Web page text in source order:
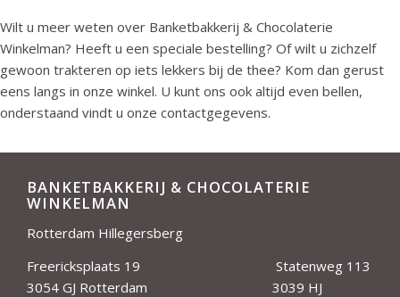
Wilt u meer weten over Banketbakkerij & Chocolaterie
Winkelman? Heeft u een speciale bestelling? Of wilt u zichzelf
gewoon trakteren op iets lekkers bij de thee? Kom dan gerust
eens langs in onze winkel. U kunt ons ook altijd even bellen,
onderstaand vindt u onze contactgegevens.
BANKETBAKKERIJ & CHOCOLATERIE
WINKELMAN
Rotterdam Hillegersberg
Freericksplaats 19 Statenweg 113
3054 GJ Rotterdam 3039 HJ